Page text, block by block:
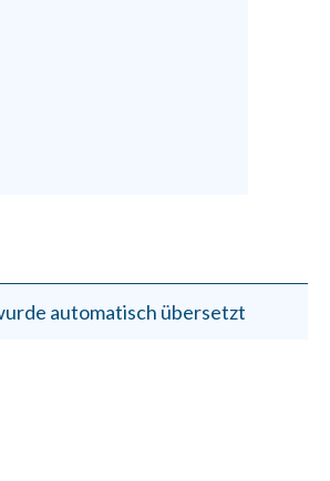
automatisch übersetzt